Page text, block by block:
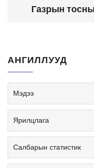
Газрын
АНГИЛЛУУД
Мэдээ
Ярилцлага
Салбарын статистик